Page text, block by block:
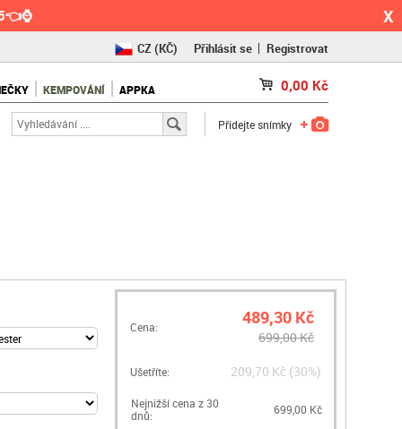
X
CZ(KČ)
RO(RON)
Přihlásit se Registrovat
KEMPOVÁNÍ APPKA 0,00 Kč
Přidejte snímky
Cena: 489,30 Kč
699,00 Kč
Ušetříte: 209,70 Kč (30%)
Nejnižší cena z 30
dnů:
699,00 Kč